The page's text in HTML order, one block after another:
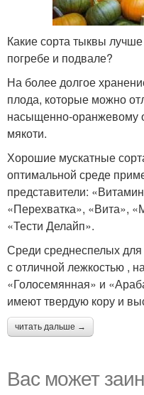
Какие сорта тыквы
погребе и подвале?
На более долгое
плода, которые можно
насыщенно-оранжевому
мякоти.
Хорошие мускатные
оптимальной среде
представители:
«Перехватка», «Вита»,
«Тести Делайп».
Среди среднеспелых для
с отличной лежкостью ,
«Голосемянная» и
имеют твердую кору и
читать дальше →
Вас может